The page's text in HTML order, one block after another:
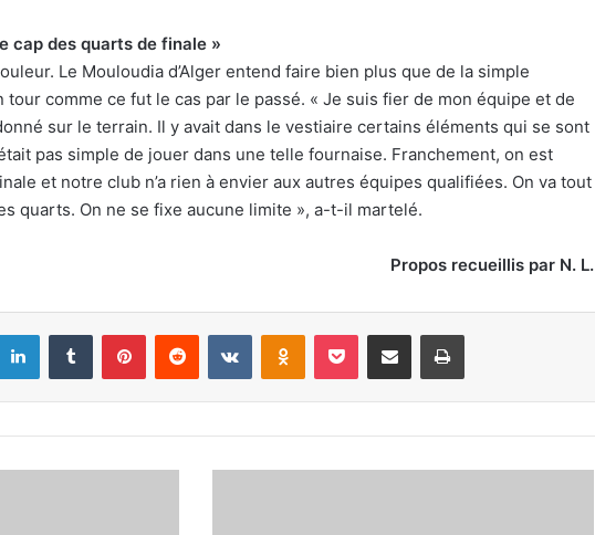
cap des quarts de finale »
Le Mouloudia d’Alger entend faire bien plus que de la simple
comme ce fut le cas par le passé. « Je suis fier de mon équipe et de
sur le terrain. Il y avait dans le vestiaire certains éléments qui se sont
pas simple de jouer dans une telle fournaise. Franchement, on est
et notre club n’a rien à envier aux autres équipes qualifiées. On va tout
quarts. On ne se fixe aucune limite », a-t-il martelé.
Propos recueillis par N. L.
LinkedinTumblr PinterestReddit VKontakteOdnoklassniki
Pocket Partager par email Imprimer